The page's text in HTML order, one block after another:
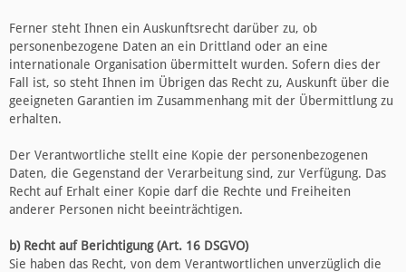
Ferner steht Ihnen ein Auskunftsrecht darüber zu, ob
personenbezogene Daten an ein Drittland oder an eine
internationale Organisation übermittelt wurden. Sofern dies der
Fall ist, so steht Ihnen im Übrigen das Recht zu, Auskunft über die
geeigneten Garantien im Zusammenhang mit der Übermittlung zu
erhalten.
Der Verantwortliche stellt eine Kopie der personenbezogenen
Daten, die Gegenstand der Verarbeitung sind, zur Verfügung. Das
Recht auf Erhalt einer Kopie darf die Rechte und Freiheiten
anderer Personen nicht beeinträchtigen.
b) Recht auf Berichtigung (Art. 16 DSGVO)
Sie haben das Recht, von dem Verantwortlichen unverzüglich die